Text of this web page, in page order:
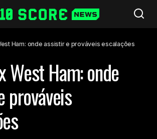
Ham: onde assistir e prováveis escalações
West Ham: onde
prováveis